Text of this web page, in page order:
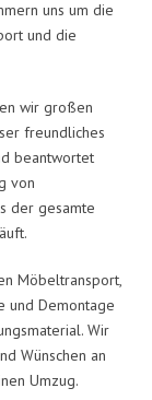
uns um die
und die
wir großen
freundliches
beantwortet
von
der gesamte
Möbeltransport,
und Demontage
Wir
Wünschen an
Umzug.